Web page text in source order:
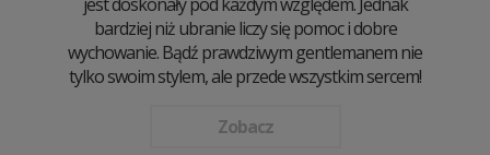
bardziej niż ubranie liczy się pomoc i dobre
wychowanie. Bądź prawdziwym gentlemanem nie
tylko swoim stylem, ale przede wszystkim sercem!
Zobacz